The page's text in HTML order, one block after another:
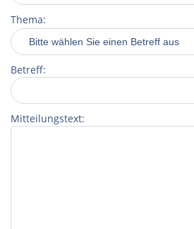
Thema:
Betreff:
Mitteilungstext: